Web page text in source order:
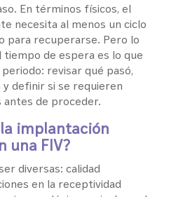
En términos físicos, el
necesita al menos un ciclo
para recuperarse. Pero lo
de espera es lo que
revisar qué pasó,
definir si se requieren
antes de proceder.
implantación
una FIV?
diversas: calidad
en la receptividad